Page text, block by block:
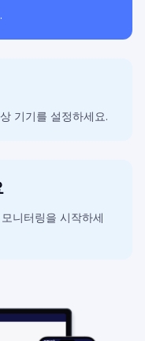
기기를 설정하세요.
니터링을 시작하세